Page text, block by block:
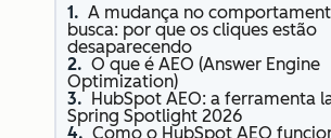
A mudança no
busca: por que os cliques estão
desaparecendo
O que é AEO (Answer Engine
Optimization)
HubSpot AEO: a ferramenta
Spring Spotlight 2026
Como o HubSpot AEO